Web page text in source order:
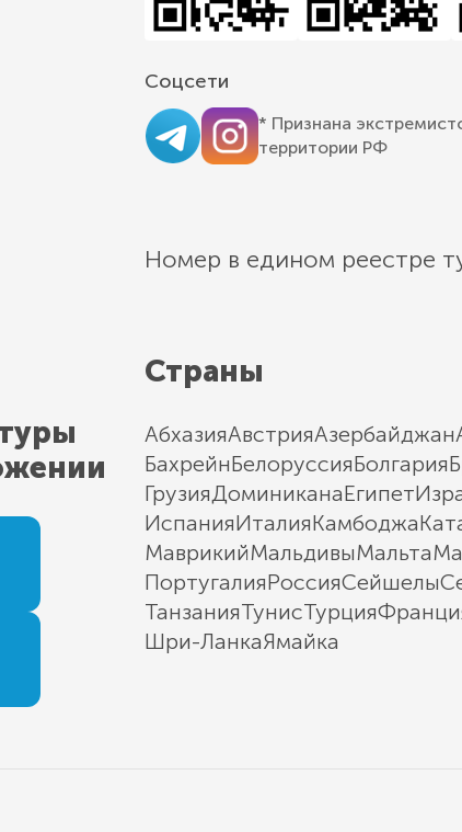
Соцсети
* Признана
территории РФ
Номер в едином реестре
Страны
АбхазияАвстрияАзербайджан
БахрейнБелоруссияБолгария
ГрузияДоминиканаЕгипет
ИспанияИталияКамбоджа
МаврикийМальдивыМальта
ПортугалияРоссияСейшелы
ТанзанияТунисТурция
Шри-ЛанкаЯмайка